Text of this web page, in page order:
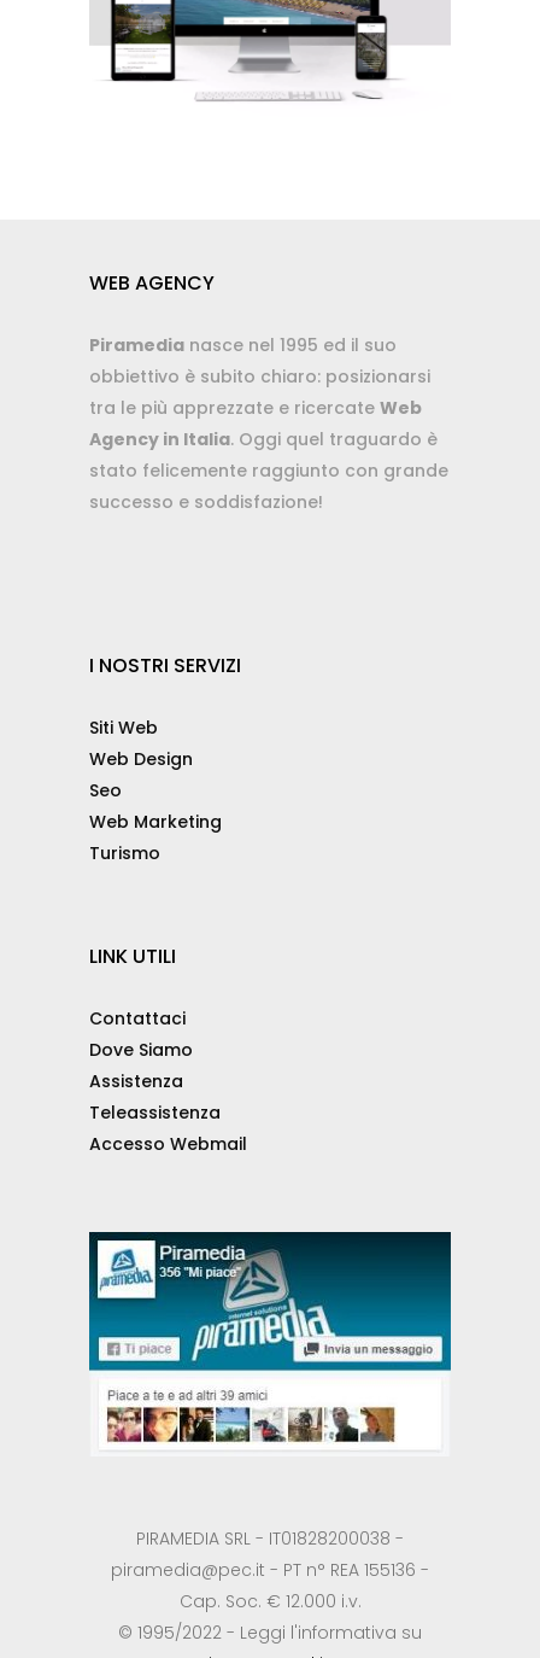
WEB AGENCY
Piramedia nasce nel 1995 ed il suo
obbiettivo è subito chiaro: posizionarsi
tra le più apprezzate e ricercate Web
Agency in Italia. Oggi quel traguardo è
stato felicemente raggiunto con grande
successo e soddisfazione!
I NOSTRI SERVIZI
Siti Web
Web Design
Seo
Web Marketing
Turismo
LINK UTILI
Contattaci
Dove Siamo
Assistenza
Teleassistenza
Accesso Webmail
PIRAMEDIA SRL - IT01828200038 -
piramedia@pec.it - PT n° REA 155136 -
Cap. Soc. € 12.000 i.v.
© 1995/2022 - Leggi l'informativa su